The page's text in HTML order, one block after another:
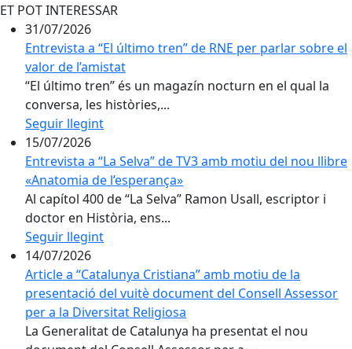
ET POT INTERESSAR
31/07/2026
Entrevista a “El último tren” de RNE per parlar sobre el
valor de l’amistat
“El último tren” és un magazín nocturn en el qual la
conversa, les històries,...
Seguir llegint
15/07/2026
Entrevista a “La Selva” de TV3 amb motiu del nou llibre
«Anatomia de l’esperança»
Al capítol 400 de “La Selva” Ramon Usall, escriptor i
doctor en Història, ens...
Seguir llegint
14/07/2026
Article a “Catalunya Cristiana” amb motiu de la
presentació del vuitè document del Consell Assessor
per a la Diversitat Religiosa
La Generalitat de Catalunya ha presentat el nou